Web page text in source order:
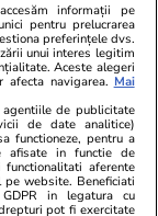
StirileKanalD.ro
Femeie
făcea plajă:
informații pe
pentru prelucrarea
preferințele dvs.
unui interes legitim
Aceste alegeri
navigarea. Mai
de publicitate
de date analitice)
functioneze, pentru a
afisate in functie de
aferente
pe website. Beneficiati
in legatura cu
pot fi exercitate